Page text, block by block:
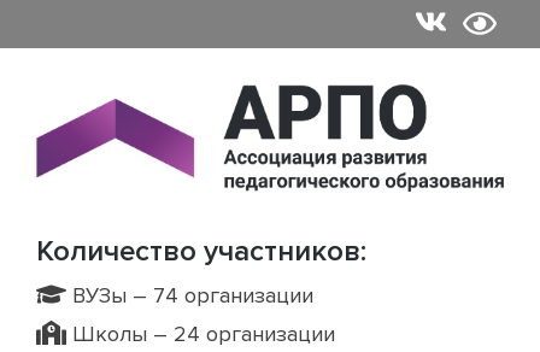
to
Количество участников:
ВУЗы – 74 организации
Школы – 24 организации